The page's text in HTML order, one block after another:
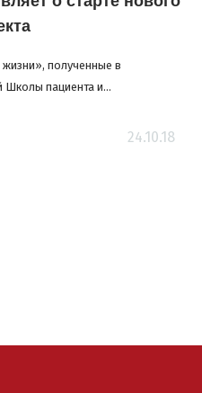
полученные в
Школы пациента и...
24.10.18